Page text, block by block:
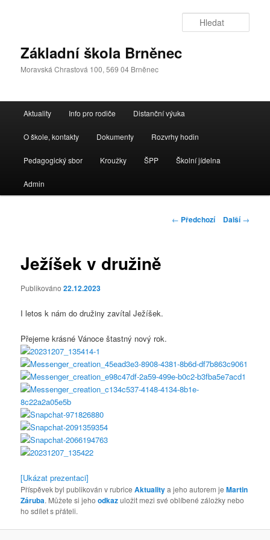
Základní škola Brněnec
Moravská Chrastová 100, 569 04 Brněnec
navigační
Aktuality Info pro rodiče Distanční výuka
O škole, kontakty Dokumenty Rozvrhy hodin
Pedagogický sbor Kroužky ŠPP Školní jídelna
Admin
Navigace
← Předchozí Další→
Ježíšek v družině
Publikováno22.12.2023
I letos k nám do družiny zavítal Ježíšek.
Přejeme krásné Vánoce štastný nový rok.
[Ukázat prezentaci]
Příspěvek byl publikován v rubriceAktualitya jeho autorem jeMartin
Záruba. Můžete si jehoodkazuložit mezi své oblíbené záložky nebo
ho sdílet s přáteli.